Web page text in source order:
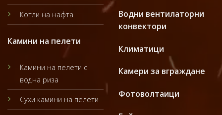
Котли на нафта
Камини на пелети
Камини на пелети с
водна риза
Сухи камини на пелети
Водни вентилаторни
конвектори
Климатици
Камери за вграждане
Фотоволтаици